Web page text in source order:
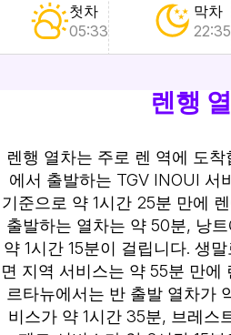
첫차
05:33
막차
22:35
렌행
렌행 열차는 주로 렌 역에 도
에서 출발하는 TGV INOUI 서
기준으로 약 1시간 25분 만에
출발하는 열차는 약 50분, 낭
약 1시간 15분이 걸립니다. 생
면 지역 서비스는 약 55분 만에
르타뉴에서는 반 출발 열차가
비스가 약 1시간 35분, 브레스